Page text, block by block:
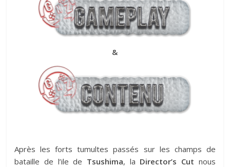
&
Après les forts tumultes passés sur les champs de
bataille de l’ile de Tsushima, la Director’s Cut nous